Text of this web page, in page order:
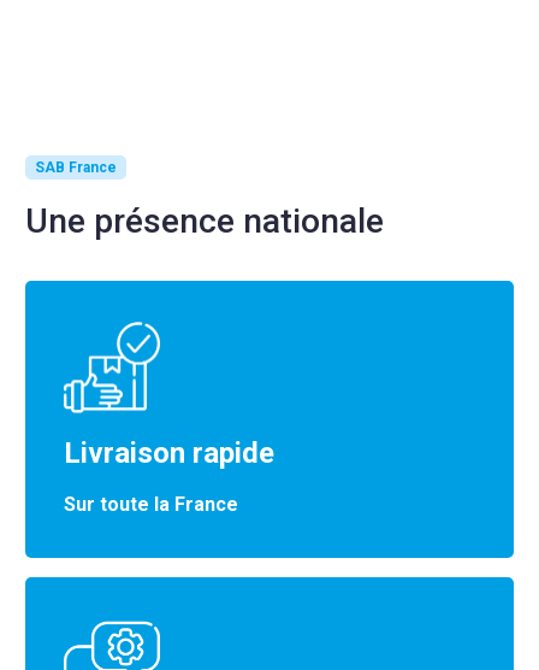
SAB France
Une présence nationale
Livraison rapide
Sur toute la France